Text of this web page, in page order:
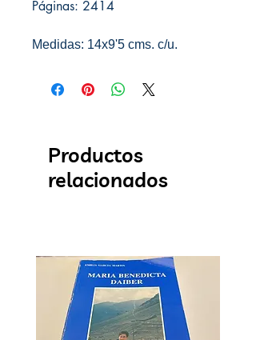
Páginas: 2414
Medidas: 14x9'5 cms. c/u.
Productos
relacionados